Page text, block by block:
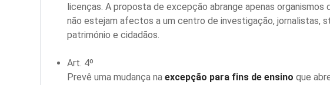
licenças. A proposta de excepção abrange apenas
não estejam afectos a um centro de investigação, jornalistas,
património e cidadãos.
Art. 4º
Prevê uma mudança na excepção para fins de ensino que